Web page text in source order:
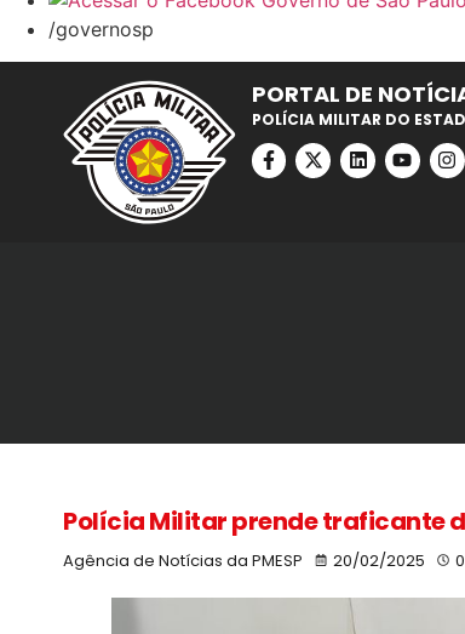
/governosp
PORTAL DE
POLÍCIA MILITAR DO
Polícia Militar prende traficante
Agência de Notícias da PMESP 20/02/2025